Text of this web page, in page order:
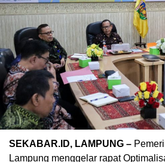
SEKABAR.ID, LAMPUNG –
Lampung menggelar rapat